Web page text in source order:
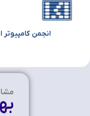
انجمن کامپیوتر